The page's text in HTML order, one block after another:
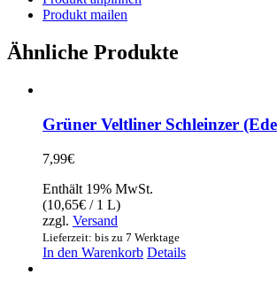
Produkt mailen
Ähnliche Produkte
Grüner Veltliner Schleinzer
7,99€
Enthält 19% MwSt.
(10,65€ / 1 L)
zzgl. Versand
Lieferzeit: bis zu 7 Werktage
In den Warenkorb Details